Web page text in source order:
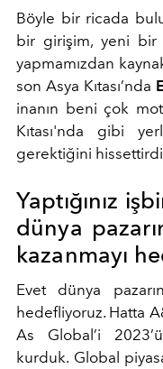
Böyle bir ricada
bir girişim, yeni bir
yapmamızdan
son Asya Kıtası’nda
inanın beni çok
Kıtası'nda gibi
gerektiğini
Yaptığınız
dünya
kazanmayı
Evet dünya
hedefliyoruz. Hatta
As Global’i
kurduk. Global